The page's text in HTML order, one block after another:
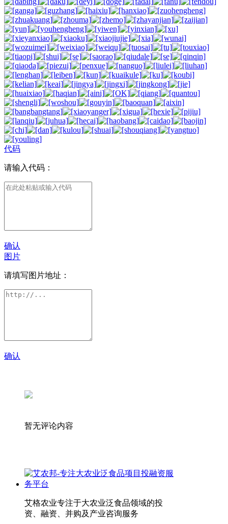
代码
请输入代码：
确认
图片
请填写图片地址：
确认
暂无评论内容
艾格农业专注于大农业泛食品领域的投
资、融资、并购及产业咨询服务